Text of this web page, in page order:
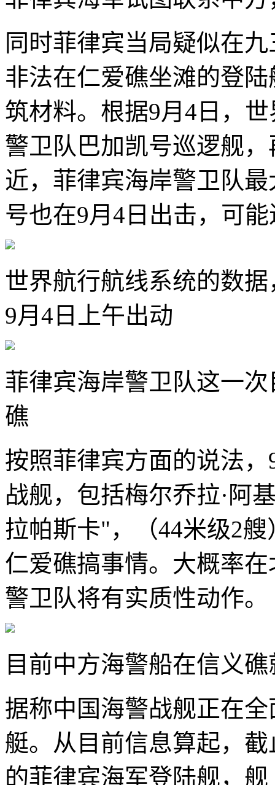
同时菲律宾当局疑似在
非法在仁爱礁坐滩的登
筑材料。根据9月4日，
警卫队巴加凯号巡逻舰
近，菲律宾海岸警卫队
号也在9月4日出击，可
世界航行航线系统的数
9月4日上午出动
菲律宾海岸警卫队这一
礁
按照菲律宾方面的说法
战舰，包括梅尔乔拉·阿
拉帕斯卡"，（44米级2
仁爱礁搞事情。大概率
警卫队将有实质性动作。
目前中方海警船在信义
据称中国海警战舰正在
艇。从目前信息算起，
的菲律宾海军登陆舰，